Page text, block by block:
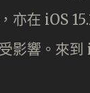
亦在 iOS
影響。來到